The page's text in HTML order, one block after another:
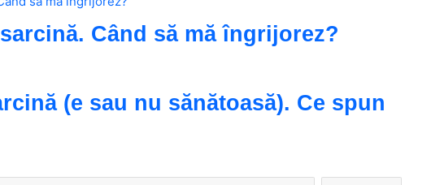
Când să mă îngrijorez?
(e sau nu sănătoasă). Ce spun